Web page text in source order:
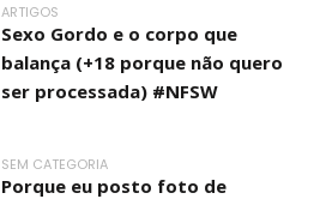
ARTIGOS
Sexo Gordo e o corpo que
balança (+18 porque não quero
ser processada) #NFSW
SEM CATEGORIA
Porque eu posto foto de